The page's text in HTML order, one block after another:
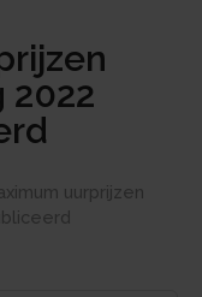
2022
uurprijzen